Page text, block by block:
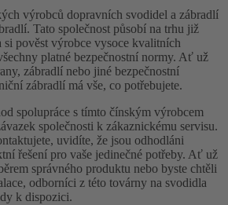
výrobců dopravních svodidel a zábradlí
Tato společnost působí na trhu již
si pověst výrobce vysoce kvalitních
platné bezpečnostní normy. Ať už
zábradlí nebo jiné bezpečnostní
zábradlí má vše, co potřebujete.
spolupráce s tímto čínským výrobcem
společnosti k zákaznickému servisu.
uvidíte, že jsou odhodláni
řešení pro vaše jedinečné potřeby. Ať už
správného produktu nebo byste chtěli
odborníci z této továrny na svodidla
k dispozici.